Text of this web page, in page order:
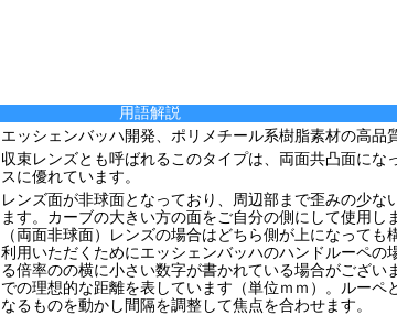
用語解説
エッシェンバッハ開発、ポリメチール系樹脂素材の高品
収束レンズとも呼ばれるこのタイプは、両面共凸面にな
スに優れています。
レンズ面が非球面となっており、周辺部まで歪みの少な
ます。カーブの大きい方の面をご自分の側にして使用し
（両面非球面）レンズの場合はどちら側が上になって
利用いただくためにエッシェンバッハのハンドルーペの
る倍率のの横に小さい数字が書かれている場合がござい
での理想的な距離を表しています（単位ｍｍ）。ルーペ
なるものを動かし間隔を調整して焦点を合わせます。